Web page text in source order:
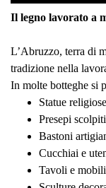
Il legno lavorato a
L’Abruzzo, terra di
tradizione nella
In molte botteghe si
Statue religiose
Presepi scolpiti
Bastoni
Cucchiai e
Tavoli e